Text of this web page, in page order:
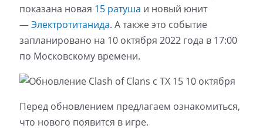
показана новая 15 ратуша и новый юнит
—Электротитанида. А также это событие
запланировано на 10 октября 2022 года в 17:00
по Московскому времени.
Перед обновлением предлагаем ознакомиться,
что нового появится в игре.